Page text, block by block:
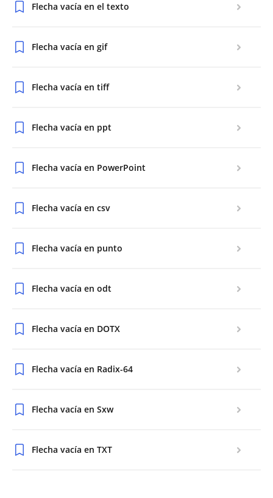
Flecha vacía en el texto
Flecha vacía en gif
Flecha vacía en tiff
Flecha vacía en ppt
Flecha vacía en PowerPoint
Flecha vacía en csv
Flecha vacía en punto
Flecha vacía en odt
Flecha vacía en DOTX
Flecha vacía en Radix-64
Flecha vacía en Sxw
Flecha vacía en TXT